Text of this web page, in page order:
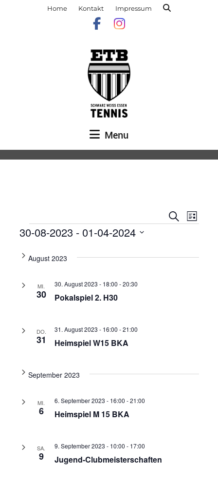
Home Kontakt Impressum
Menu
Suche
Liste
Veranstaltungen
30-08-2023 - 01-04-2024
wählen.
August 2023
MI.
30 Pokalspiel 2. H30
30. August 2023 - 18:00 -20:30
DO.
31 Heimspiel W15 BKA
31. August 2023 - 16:00 -21:00
September 2023
MI.
6 Heimspiel M 15 BKA
6. September 2023 - 16:00 -21:00
SA.
9 Jugend-Clubmeisterschaften
9. September 2023 - 10:00 - 17:00